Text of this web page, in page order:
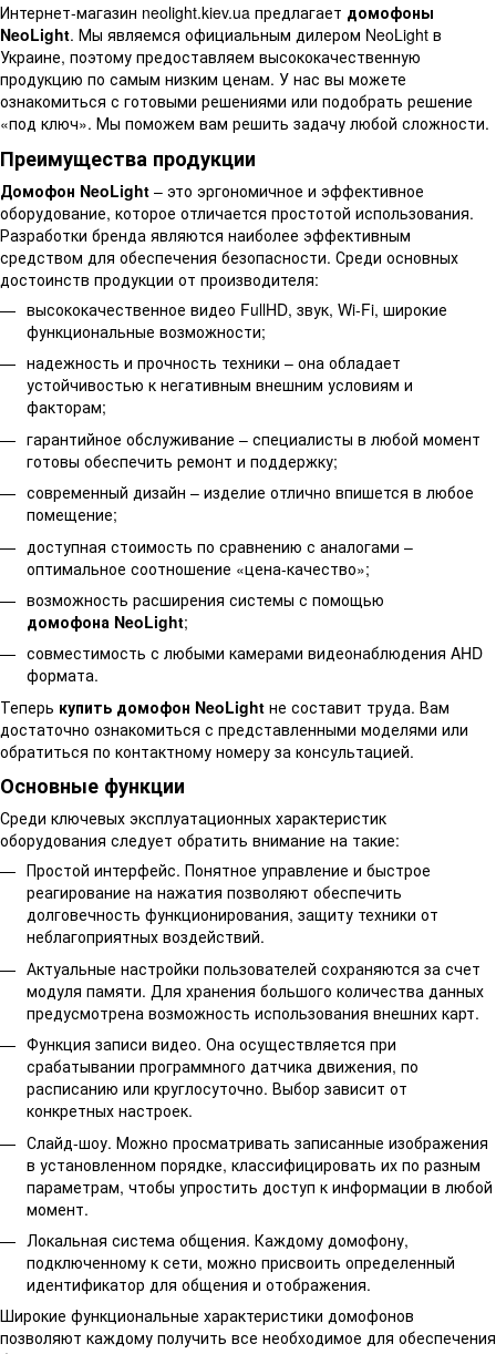
Интернет-магазин neolight.kiev.ua предлагает домофоны
NeoLight. Мы являемся официальным дилером NeoLight в
Украине, поэтому предоставляем высококачественную
продукцию по самым низким ценам. У нас вы можете
ознакомиться с готовыми решениями или подобрать решение
«под ключ». Мы поможем вам решить задачу любой сложности.
Преимущества продукции
Домофон NeoLight – это эргономичное и эффективное
оборудование, которое отличается простотой использования.
Разработки бренда являются наиболее эффективным
средством для обеспечения безопасности. Среди основных
достоинств продукции от производителя:
высококачественное видео FullHD, звук, Wi-Fi, широкие
функциональные возможности;
надежность и прочность техники – она обладает
устойчивостью к негативным внешним условиям и
факторам;
гарантийное обслуживание – специалисты в любой момент
готовы обеспечить ремонт и поддержку;
современный дизайн – изделие отлично впишется в любое
помещение;
доступная стоимость по сравнению с аналогами –
оптимальное соотношение «цена-качество»;
возможность расширения системы с помощью
домофона NeoLight;
совместимость с любыми камерами видеонаблюдения AHD
формата.
Теперь купить домофон NeoLight не составит труда. Вам
достаточно ознакомиться с представленными моделями или
обратиться по контактному номеру за консультацией.
Основные функции
Среди ключевых эксплуатационных характеристик
оборудования следует обратить внимание на такие:
Простой интерфейс. Понятное управление и быстрое
реагирование на нажатия позволяют обеспечить
долговечность функционирования, защиту техники от
неблагоприятных воздействий.
Актуальные настройки пользователей сохраняются за счет
модуля памяти. Для хранения большого количества данных
предусмотрена возможность использования внешних карт.
Функция записи видео. Она осуществляется при
срабатывании программного датчика движения, по
расписанию или круглосуточно. Выбор зависит от
конкретных настроек.
Слайд-шоу. Можно просматривать записанные изображения
в установленном порядке, классифицировать их по разным
параметрам, чтобы упростить доступ к информации в любой
момент.
Локальная система общения. Каждому домофону,
подключенному к сети, можно присвоить определенный
идентификатор для общения и отображения.
Широкие функциональные характеристики домофонов
позволяют каждому получить все необходимое для обеспечения